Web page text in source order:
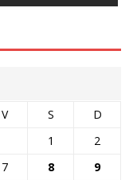
V S
D
1
2
7 8
9